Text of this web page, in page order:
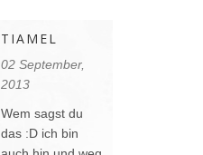
TIAMEL
02 September,
2013
Wem sagst du
das :D ich bin